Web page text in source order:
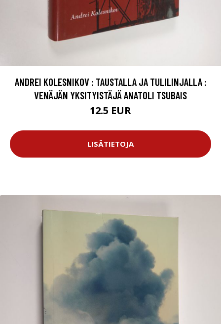
ANDREI KOLESNIKOV : TAUSTALLA JA TULILINJALLA :
VENÄJÄN YKSITYISTÄJÄ ANATOLI TSUBAIS
12.5 EUR
LISÄTIETOJA